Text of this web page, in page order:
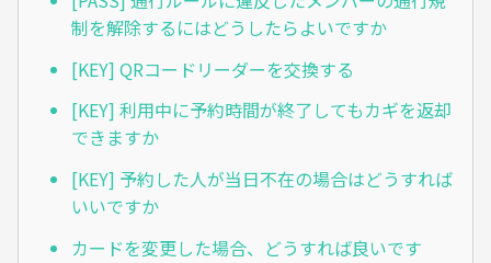
制を解除するにはどうしたらよいですか
[KEY] QRコードリーダーを交換する
[KEY] 利用中に予約時間が終了してもカギを返却
できますか
[KEY] 予約した人が当日不在の場合はどうすれば
いいですか
カードを変更した場合、どうすれば良いです